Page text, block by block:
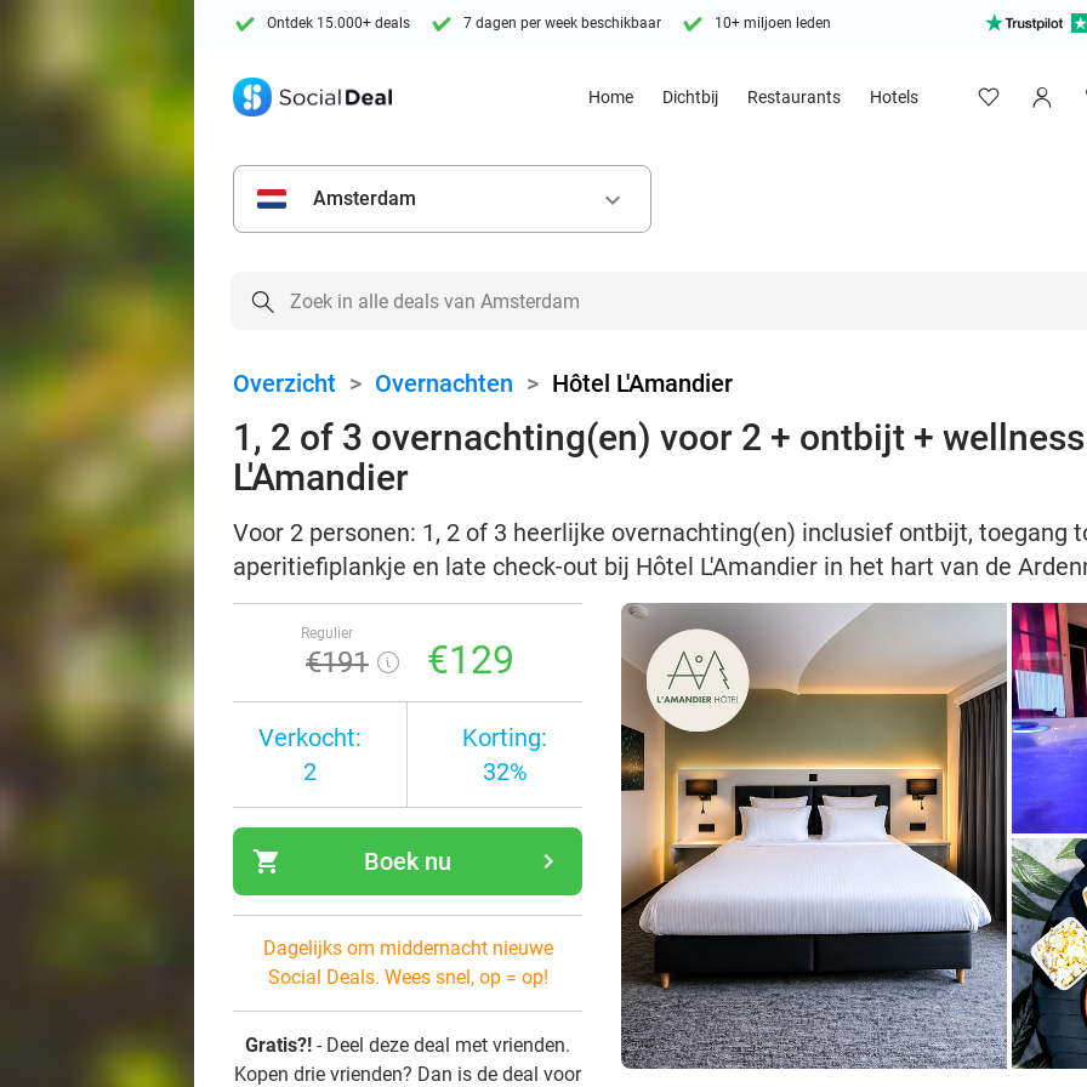
Ontdek 15.000+ deals 7 dagen per week beschikbaar 10+ miljoen leden
Home Dichtbij Restaurants Hotels
Amsterdam keyboard_arrow_down
Overzicht > Overnachten > Hôtel L'Amandier
1, 2 of 3 overnachting(en) voor 2 + ontbijt +
L'Amandier
Voor 2 personen: 1, 2 of 3 heerlijke overnachting(en) inclusief ontbijt, toegang
aperitiefiplankje en late check-out bij Hôtel L'Amandier in het hart van de
Regulier
€191 €129
Verkocht:
2
Korting:
32%
shopping_cart navigate_next
Boek nu
Dagelijks om middernacht nieuwe
Social Deals. Wees snel, op = op!
Gratis?! - Deel deze deal met vrienden.
Kopen drie vrienden? Dan is de deal voor